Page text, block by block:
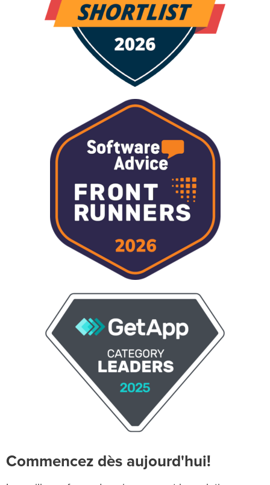
Commencez dès aujourd'hui!